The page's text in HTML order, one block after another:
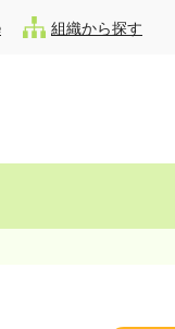
組織から探す